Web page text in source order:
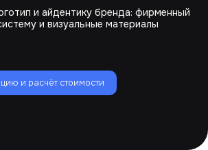
и айдентику бренда: фирменный
и визуальные материалы
и расчёт стоимости